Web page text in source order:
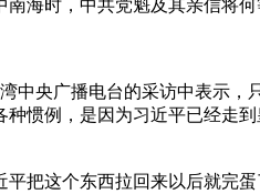
海时，中共党魁及其亲信将
央广播电台的采访中表示
惯例，是因为习近平已经走
把这个东西拉回来以后就完